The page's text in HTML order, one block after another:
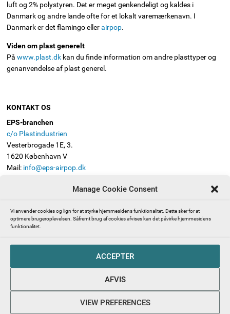
Manage Cookie Consent
Vi anvender cookies og lign for at styrke hjemmesidens funktionalitet. Dette sker for at
optimere brugeroplevelsen. Såfremt brug af cookies afvises kan det påvirke hjemmesidens
funktionalitet.
ACCEPTER
AFVIS
VIEW PREFERENCES
luft og 2% polystyren. Det er meget genkendeligt og kaldes i
Danmark og andre lande ofte for et lokalt varemærkenavn. I
Danmark er det flamingo ellerairpop.
Viden om plast generelt
Påwww.plast.dk kan du finde information om andre plasttyper og
genanvendelse af plast generel.
KONTAKT OS
EPS-branchen
c/o Plastindustrien
Vesterbrogade 1E, 3.
1620 København V
Mail: info@eps-airpop.dk
FØLG EPS-BRANCHEN
polystyren, også kendt som Flamingo)
Abonnér på EPS-branchens nyhedsbrev
EPS-branchen – en del af Plastindustrien beskytter dine
persondata